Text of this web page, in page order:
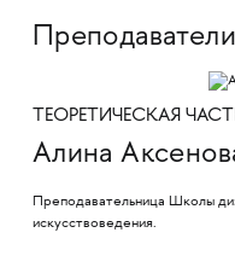
ТЕОРЕТИЧЕСКАЯ
Алина
Преподавательница Школы
искусствоведения.